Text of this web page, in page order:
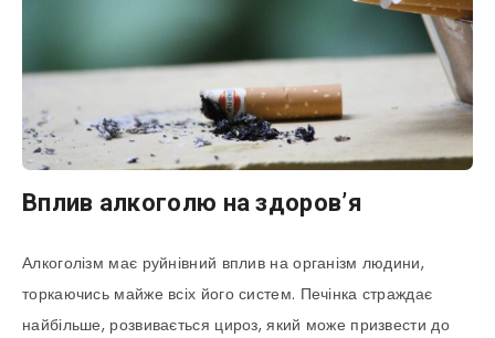
Вплив алкоголю на здоров’я
Алкоголізм має руйнівний вплив на організм людини,
торкаючись майже всіх його систем. Печінка страждає
найбільше, розвивається цироз, який може призвести до